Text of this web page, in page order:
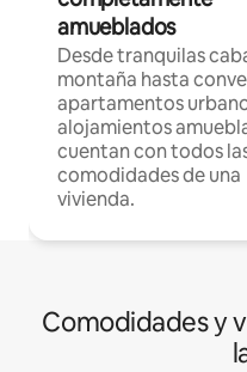
amueblados
Desde tranquilas
montaña hasta
apartamentos
alojamientos
cuentan con todos
comodidades de una
vivienda.
Comodidades y